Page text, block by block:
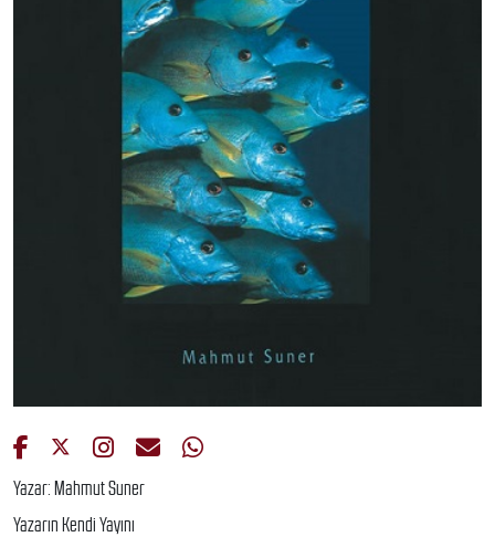
Yazar: Mahmut Suner
Yazarın Kendi Yayını